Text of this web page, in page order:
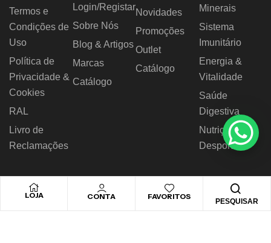
LOJA CONTA FAVORITOS
PESQUISAR
Termos e
Condições de
Uso
Política de
Privacidade &
Cookies
RAL
Livro de
Reclamações
Login/Registar
Sobre Nós
Blog & Artigos
Marcas
Catálogo
Novidades
Promoções
Outlet
Catálogo
Minerais
Sistema
Imunitário
Energia &
Vitalidade
Saúde
Digestiva
Nutrição
Desportiva